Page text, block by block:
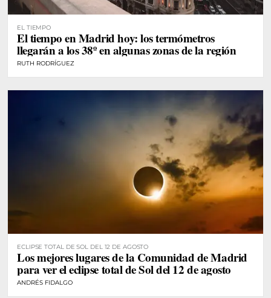
EL TIEMPO
El tiempo en Madrid hoy: los termómetros
llegarán a los 38º en algunas zonas de la región
RUTH RODRÍGUEZ
ECLIPSE TOTAL DE SOL DEL 12 DE AGOSTO
Los mejores lugares de la Comunidad de Madrid
para ver el eclipse total de Sol del 12 de agosto
ANDRÉS FIDALGO